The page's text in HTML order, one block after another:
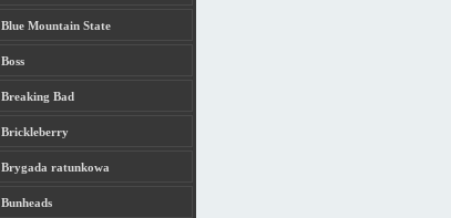
Blue Mountain State
Boss
Breaking Bad
Brickleberry
Brygada ratunkowa
Bunheads